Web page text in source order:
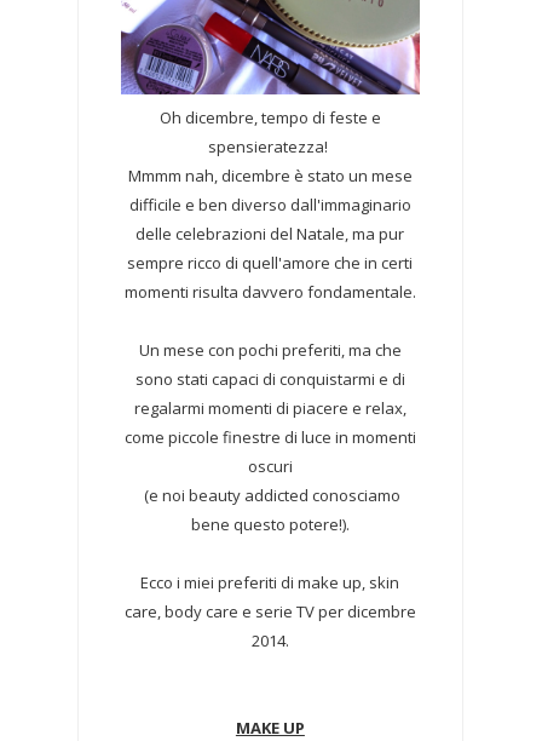
Oh dicembre, tempo di feste e
spensieratezza!
Mmmm nah, dicembre è stato un mese
difficile e ben diverso dall'immaginario
delle celebrazioni del Natale, ma pur
sempre ricco di quell'amore che in certi
momenti risulta davvero fondamentale.
Un mese con pochi preferiti, ma che
sono stati capaci di conquistarmi e di
regalarmi momenti di piacere e relax,
come piccole finestre di luce in momenti
oscuri
(e noi beauty addicted conosciamo
bene questo potere!).
Ecco i miei preferiti di make up, skin
care, body care e serie TV per dicembre
2014.
MAKE UP